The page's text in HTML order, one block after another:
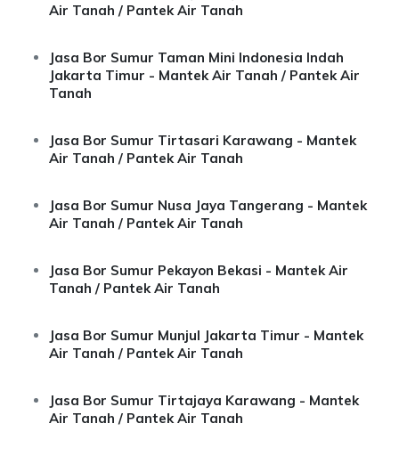
Air Tanah / Pantek Air Tanah
Jasa Bor Sumur Taman Mini Indonesia Indah
Jakarta Timur - Mantek Air Tanah / Pantek Air
Tanah
Jasa Bor Sumur Tirtasari Karawang - Mantek
Air Tanah / Pantek Air Tanah
Jasa Bor Sumur Nusa Jaya Tangerang - Mantek
Air Tanah / Pantek Air Tanah
Jasa Bor Sumur Pekayon Bekasi - Mantek Air
Tanah / Pantek Air Tanah
Jasa Bor Sumur Munjul Jakarta Timur - Mantek
Air Tanah / Pantek Air Tanah
Jasa Bor Sumur Tirtajaya Karawang - Mantek
Air Tanah / Pantek Air Tanah